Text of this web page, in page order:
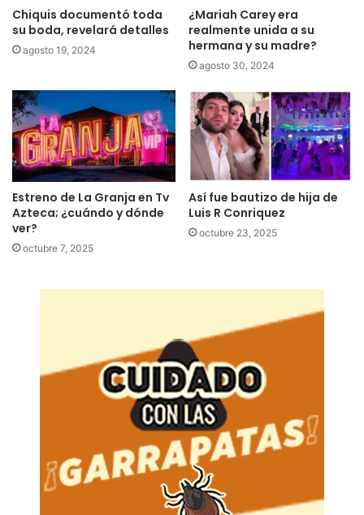
Chiquis documentó toda
su boda, revelará detalles
agosto 19, 2024
¿Mariah Carey era
realmente unida a su
hermana y su madre?
agosto 30, 2024
Estreno de La Granja en Tv
Azteca; ¿cuándo y dónde
ver?
octubre 7, 2025
Así fue bautizo de hija de
Luis R Conriquez
octubre 23, 2025